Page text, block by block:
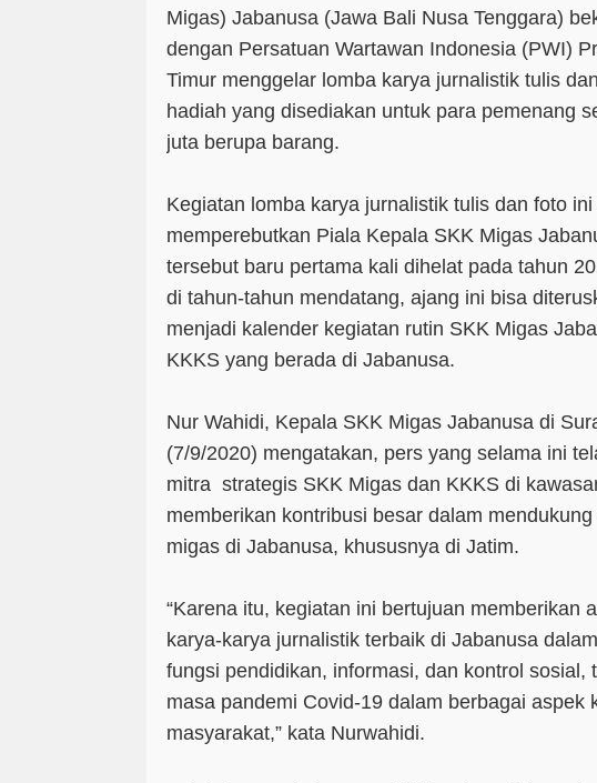
Migas) Jabanusa (Jawa Bali Nusa Tenggara)
dengan Persatuan Wartawan Indonesia (PWI)
Timur menggelar lomba karya jurnalistik tulis
hadiah yang disediakan untuk para pemenang
juta berupa barang.
Kegiatan lomba karya jurnalistik tulis dan foto
memperebutkan Piala Kepala SKK Migas
tersebut baru pertama kali dihelat pada tahun
di tahun-tahun mendatang, ajang ini bisa
menjadi kalender kegiatan rutin SKK Migas
KKKS yang berada di Jabanusa.
Nur Wahidi, Kepala SKK Migas Jabanusa di
(7/9/2020) mengatakan, pers yang selama ini
mitra strategis SKK Migas dan KKKS di
memberikan kontribusi besar dalam
migas di Jabanusa, khususnya di Jatim.
“Karena itu, kegiatan ini bertujuan memberikan
karya-karya jurnalistik terbaik di Jabanusa
fungsi pendidikan, informasi, dan kontrol sosial,
masa pandemi Covid-19 dalam berbagai aspek
masyarakat,” kata Nurwahidi.